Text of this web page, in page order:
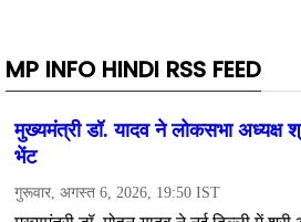
MP INFO HINDI RSS FEED